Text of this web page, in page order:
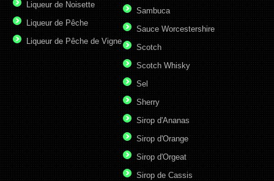
Liqueur de Noisette
Liqueur de Pêche
Liqueur de Pêche de Vigne
Sambuca
Sauce Worcestershire
Scotch
Scotch Whisky
Sel
Sherry
Sirop d'Ananas
Sirop d'Orange
Sirop d'Orgeat
Sirop de Cassis